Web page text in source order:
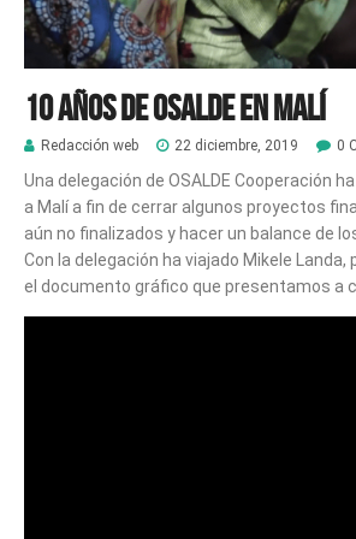
10 años de Osalde en Malí
Redacción web 22 diciembre, 2019 0
Una delegación de OSALDE Cooperación
a Malí a fin de cerrar algunos proyectos
aún no finalizados y hacer un balance de
Con la delegación ha viajado Mikele
el documento gráfico que presentamos a